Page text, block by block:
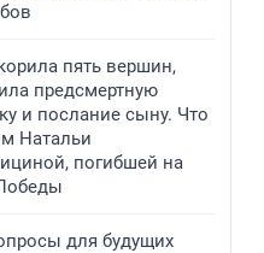
пять вершин,
предсмертную
и послание сыну. Что
Натальи
погибшей на
для будущих